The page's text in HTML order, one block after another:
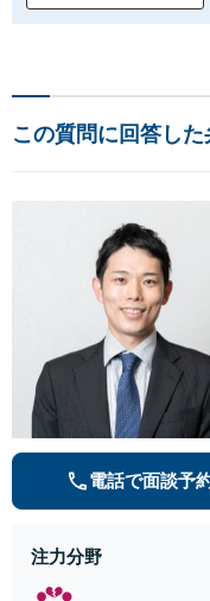
この質問に回答した
電話で面談予
注力分野